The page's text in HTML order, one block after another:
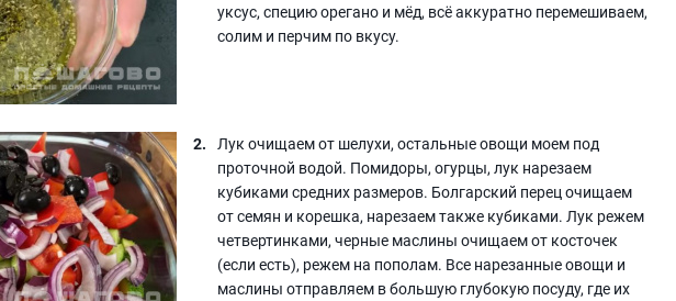
уксус, специю орегано и мёд, всё аккуратно перемешиваем,
солим и перчим по вкусу.
Лук очищаем от шелухи, остальные овощи моем под
проточной водой. Помидоры, огурцы, лук нарезаем
кубиками средних размеров. Болгарский перец очищаем
от семян и корешка, нарезаем также кубиками. Лук режем
четвертинками, черные маслины очищаем от косточек
(если есть), режем на пополам. Все нарезанные овощи и
маслины отправляем в большую глубокую посуду, где их